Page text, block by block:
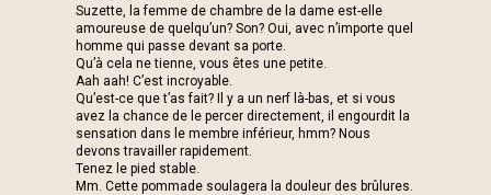
Suzette, la femme de chambre de la dame est-elle
amoureuse de quelqu’un? Son? Oui, avec n’importe quel
homme qui passe devant sa porte.
Qu’à cela ne tienne, vous êtes une petite.
Aah aah! C’est incroyable.
Qu’est-ce que t’as fait? Il y a un nerf là-bas, et si vous
avez la chance de le percer directement, il engourdit la
sensation dans le membre inférieur, hmm? Nous
devons travailler rapidement.
Tenez le pied stable.
Mm. Cette pommade soulagera la douleur des brûlures.